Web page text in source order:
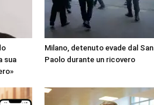
sua
Milano, detenuto evade dal San
Paolo durante un ricovero